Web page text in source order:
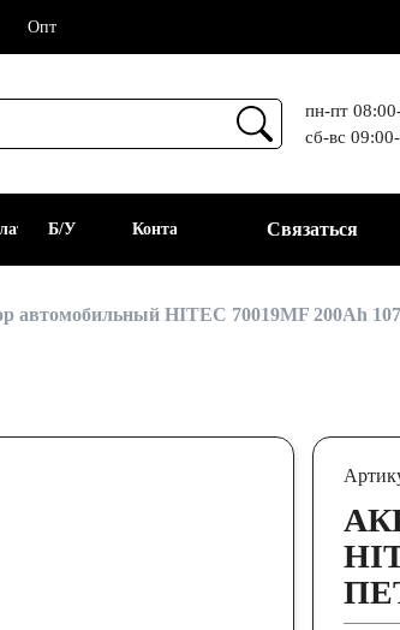
Опт
пн-пт
сб-вс
Прием
Б/У Контакты Связаться
автомобильный HITEC 70019MF 200Ah